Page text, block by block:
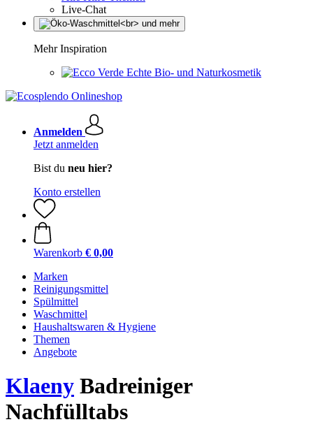
Live-Chat
Mehr Inspiration
Echte Bio- und Naturkosmetik
Anmelden
Jetzt anmelden
Bist du neu hier?
Konto erstellen
Warenkorb € 0,00
Marken
Reinigungsmittel
Spülmittel
Waschmittel
Haushaltswaren & Hygiene
Themen
Angebote
Klaeny Badreiniger
Nachfülltabs